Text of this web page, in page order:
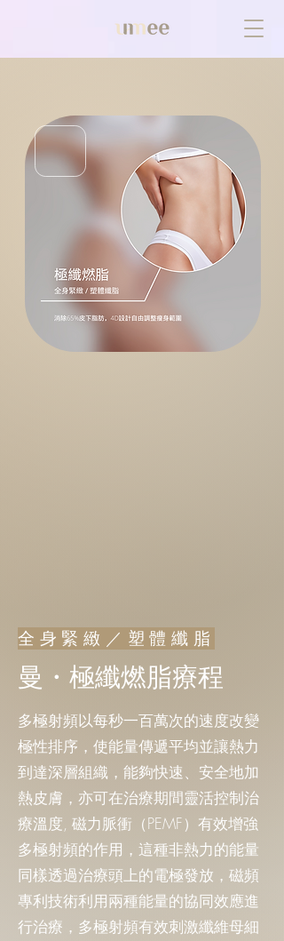
全身緊緻／塑體纖脂
曼・極纖燃脂療程
多極射頻以每秒一百萬次的速度改變
極性排序，使能量傳遞平均並讓熱力
到達深層組織，能夠快速、安全地加
熱皮膚，亦可在治療期間靈活控制治
療溫度, 磁力脈衝（PEMF）有效增強
多極射頻的作用，這種非熱力的能量
同樣透過治療頭上的電極發放，磁頻
專利技術利用兩種能量的協同效應進
行治療，多極射頻有效刺激纖維母細